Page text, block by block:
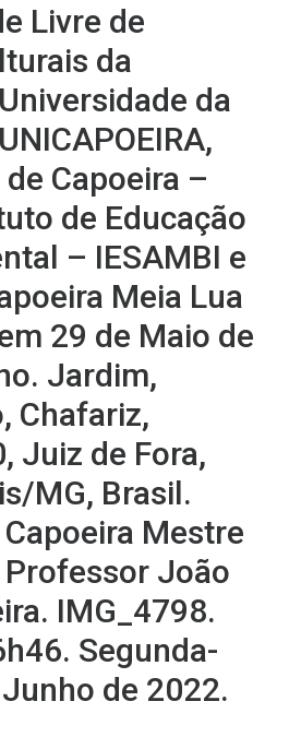
Livre de
da
da
Capoeira –
de Educação
– IESAMBI e
Meia Lua
29 de Maio de
Jardim,
Chafariz,
Juiz de Fora,
MG, Brasil.
Mestre
João
IMG_4798.
Segunda-
de 2022.